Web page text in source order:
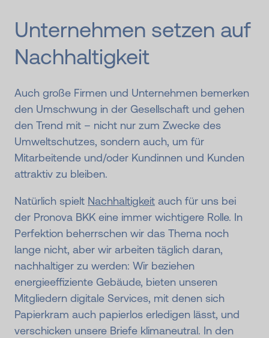
Unternehmen setzen auf
Nachhaltigkeit
Auch große Firmen und Unternehmen bemerken
den Umschwung in der Gesellschaft und gehen
den Trend mit – nicht nur zum Zwecke des
Umweltschutzes, sondern auch, um für
Mitarbeitende und/oder Kundinnen und Kunden
attraktiv zu bleiben.
Natürlich spielt Nachhaltigkeit auch für uns bei
der Pronova BKK eine immer wichtigere Rolle. In
Perfektion beherrschen wir das Thema noch
lange nicht, aber wir arbeiten täglich daran,
nachhaltiger zu werden: Wir beziehen
energieeffiziente Gebäude, bieten unseren
Mitgliedern digitale Services, mit denen sich
Papierkram auch papierlos erledigen lässt, und
verschicken unsere Briefe klimaneutral. In den